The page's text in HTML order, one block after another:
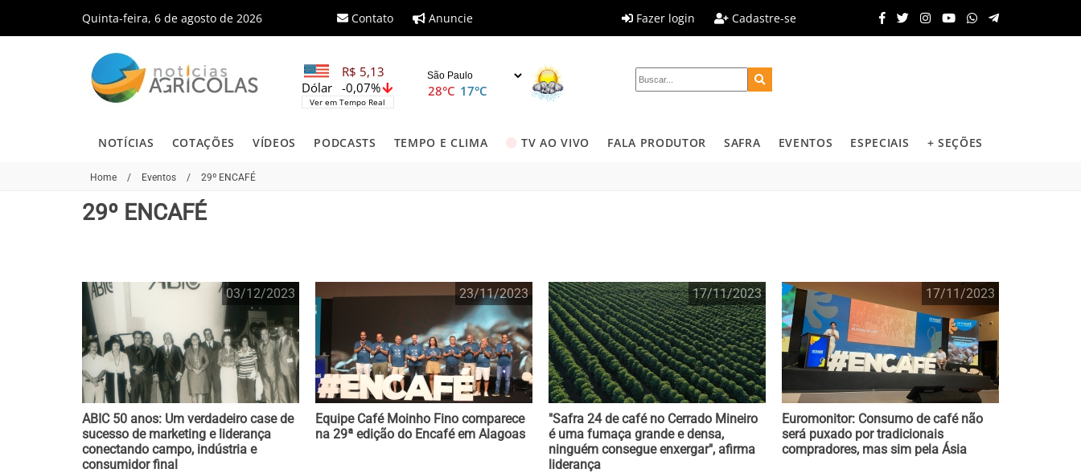
Quinta-feira, 6 de agosto de 2026 Contato Anuncie Fazer login Cadastre-se
R$ 5,13
-0,07%
Dólar
Ver em Tempo Real
28°C 17°C
NOTÍCIAS COTAÇÕES VÍDEOS PODCASTS TEMPO E CLIMA TV AO VIVO FALA PRODUTOR SAFRA EVENTOS ESPECIAIS + SEÇÕES
Home / Eventos / 29º ENCAFÉ
29º ENCAFÉ
03/12/2023
ABIC 50 anos: Um verdadeiro case de
sucesso de marketing e liderança
conectando campo, indústria e
consumidor final
23/11/2023
Equipe Café Moinho Fino comparece
na 29ª edição do Encafé em Alagoas
17/11/2023
"Safra 24 de café no Cerrado Mineiro
é uma fumaça grande e densa,
ninguém consegue enxergar", afirma
liderança
17/11/2023
Euromonitor: Consumo de café não
será puxado por tradicionais
compradores, mas sim pela Ásia